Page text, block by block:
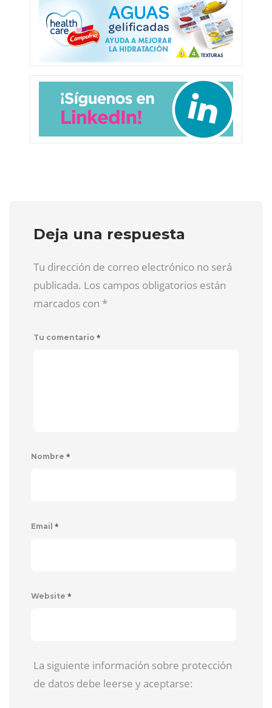
Deja una respuesta
Tu dirección de correo electrónico no será
publicada. Los campos obligatorios están
marcados con *
Tu comentario *
Nombre *
Email *
Website *
La siguiente información sobre protección
de datos debe leerse y aceptarse: